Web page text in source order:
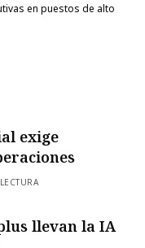
en puestos de alto
exige
llevan la IA